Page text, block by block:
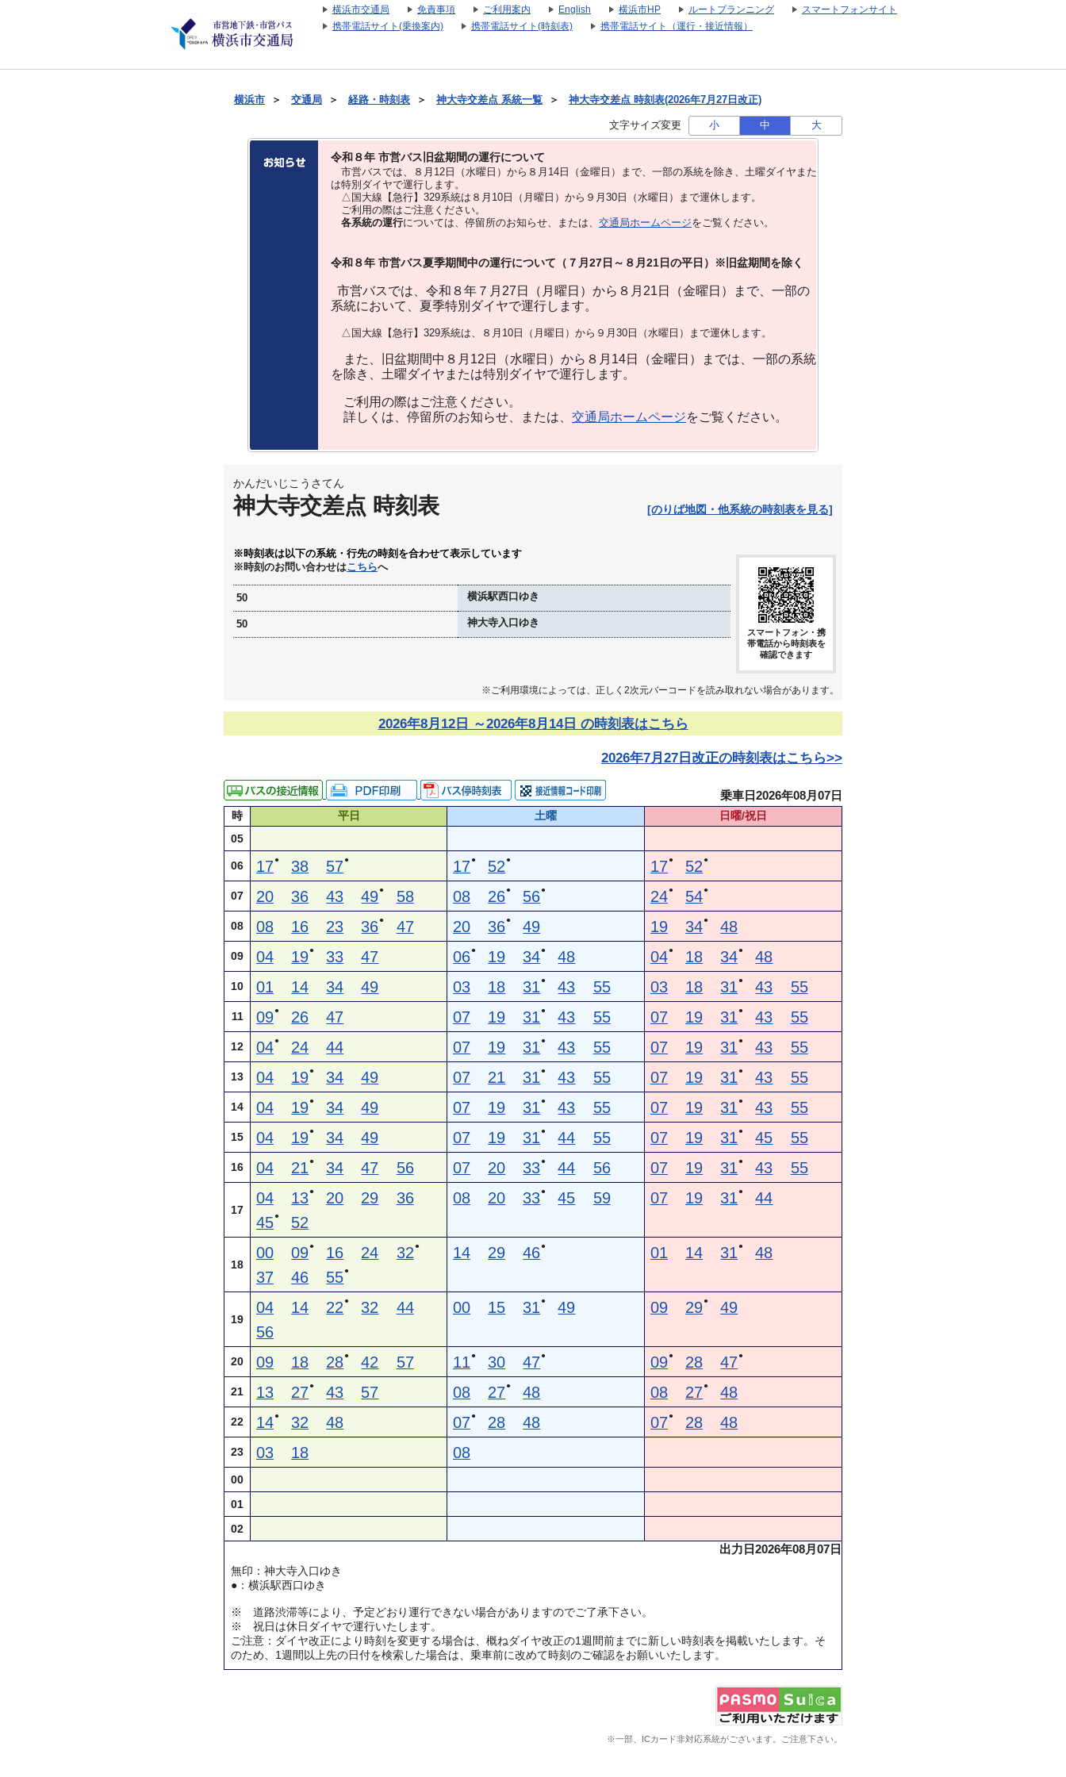
横浜市交通局 免責事項 ご利用案内 English 横浜市HP ルートプランニング
スマートフォンサイト
携帯電話サイト(乗換案内)
携帯電話サイト(時刻表) 携帯電話サイト（運行・接近情報）
横浜市 ＞ 交通局 ＞ 経路・時刻表 ＞ 神大寺交差点 系統一覧 ＞ 神大寺交差点 時刻表(2026年7月27日改正)
文字サイズ変更 小 中 大
令和８年 市営バス旧盆期間の運行について
市営バスでは、８⽉12⽇（水曜日）から８⽉14⽇（金曜日）まで、⼀部の系統を除き、⼟曜ダイヤまた
は特別ダイヤで運⾏します。
△国大線【急行】329系統は８月10日（月曜日）から９月30日（水曜日）まで運休します。
ご利用の際はご注意ください。
各系統の運行については、停留所のお知らせ、または、 交通局ホームページをご覧ください。
令和８年 市営バス夏季期間中の運行について（７月27日～８月21日の平日）※旧盆期間を除く
市営バスでは、令和８年７月27日（月曜日）から８月21日（金曜日）まで、一部の
系統において、夏季特別ダイヤで運行します。
△国大線【急行】329系統は、８月10日（月曜日）から９月30日（水曜日）まで運休します。
また、旧盆期間中８月12日（水曜日）から８月14日（金曜日）までは、一部の系統
を除き、土曜ダイヤまたは特別ダイヤで運行します。
ご利用の際はご注意ください。
詳しくは、停留所のお知らせ、または、 交通局ホームページをご覧ください。
かんだいじこうさてん
神大寺交差点 時刻表 [のりば地図・他系統の時刻表を見る]
※時刻表は以下の系統・行先の時刻を合わせて表示しています
※時刻のお問い合わせはこちらへ
50 横浜駅西口ゆき
50 神大寺入口ゆき
スマートフォン・携
帯電話から時刻表を
確認できます
※ご利用環境によっては、正しく2次元バーコードを読み取れない場合があります。
2026年8月12日 ～2026年8月14日 の時刻表はこちら
2026年7月27日改正の時刻表はこちら>>
乗車日2026年08月07日
時 平日 土曜
日曜/祝日
05
06 17● 38 57● 17● 52 ● 17● 52 ●
07 20 36 43 49● 58 08 26● 56● 24● 54●
08 08 16 23 36● 47 20 36● 49 19 34● 48
09 04 19● 33 47 06● 19 34● 48 04● 18 34● 48
10 01 14 34 49 03 18 31 ● 43 55 03 18 31 ● 43 55
11 09● 26 47 07 19 31 ● 43 55 07 19 31 ● 43 55
12 04● 24 44 07 19 31 ● 43 55 07 19 31 ● 43 55
13 04 19● 34 49 07 21 31 ● 43 55 07 19 31 ● 43 55
14 04 19● 34 49 07 19 31 ● 43 55 07 19 31 ● 43 55
15 04 19● 34 49 07 19 31 ● 44 55 07 19 31 ● 45 55
16 04 21 ● 34 47 56 07 20 33● 44 56 07 19 31 ● 43 55
17
04 13● 20 29
36
45● 52
08 20 33● 45 59 07 19 31 ● 44
18
00 09● 16 24 32 ●
37 46 55●
14 29 46● 01 14 31 ● 48
19
04 14 22 ● 32
44
56
00 15 31 ● 49 09 29● 49
20 09 18 28● 42 57 11 ● 30 47● 09● 28 47●
21 13 27● 43 57 08 27● 48 08 27● 48
22 14● 32 48 07● 28 48 07● 28 48
23 03 18 08
00
01
02
出力日2026年08月07日
無印：神大寺入口ゆき
●：横浜駅西口ゆき
※ 道路渋滞等により、予定どおり運行できない場合がありますのでご了承下さい。
※ 祝日は休日ダイヤで運行いたします。
ご注意：ダイヤ改正により時刻を変更する場合は、概ねダイヤ改正の1週間前までに新しい時刻表を掲載いたします。そ
のため、1週間以上先の日付を検索した場合は、乗車前に改めて時刻のご確認をお願いいたします。
※一部、ICカード非対応系統がございます。ご注意下さい。